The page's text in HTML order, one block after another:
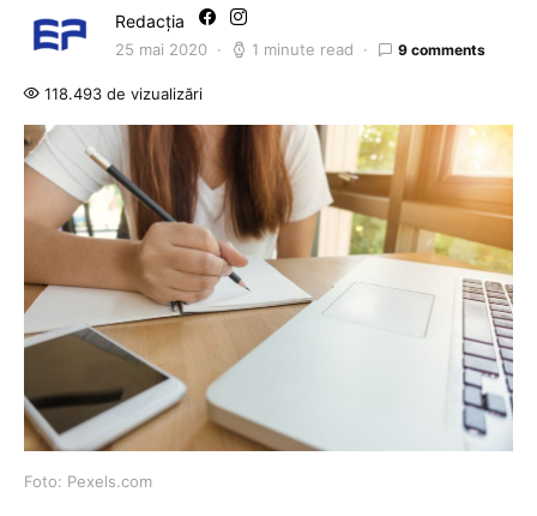
Redacția
25 mai 2020 1 minute read 9 comments
118.493 de vizualizări
Foto: Pexels.com